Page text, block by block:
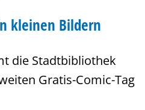
kleinen Bildern
die Stadtbibliothek
Gratis-Comic-Tag